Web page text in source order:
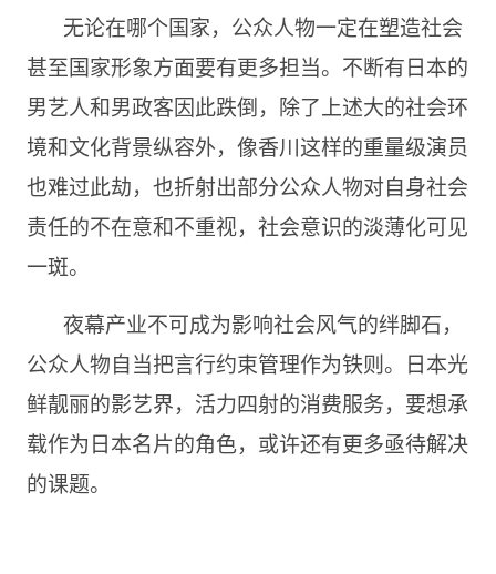
无论在哪个国家，公众人物一定在塑造社会
甚至国家形象方面要有更多担当。不断有日本的
男艺人和男政客因此跌倒，除了上述大的社会环
境和文化背景纵容外，像香川这样的重量级演员
也难过此劫，也折射出部分公众人物对自身社会
责任的不在意和不重视，社会意识的淡薄化可见
一斑。
夜幕产业不可成为影响社会风气的绊脚石，
公众人物自当把言行约束管理作为铁则。日本光
鲜靓丽的影艺界，活力四射的消费服务，要想承
载作为日本名片的角色，或许还有更多亟待解决
的课题。